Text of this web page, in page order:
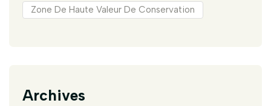
Zone De Haute Valeur De Conservation
Archives